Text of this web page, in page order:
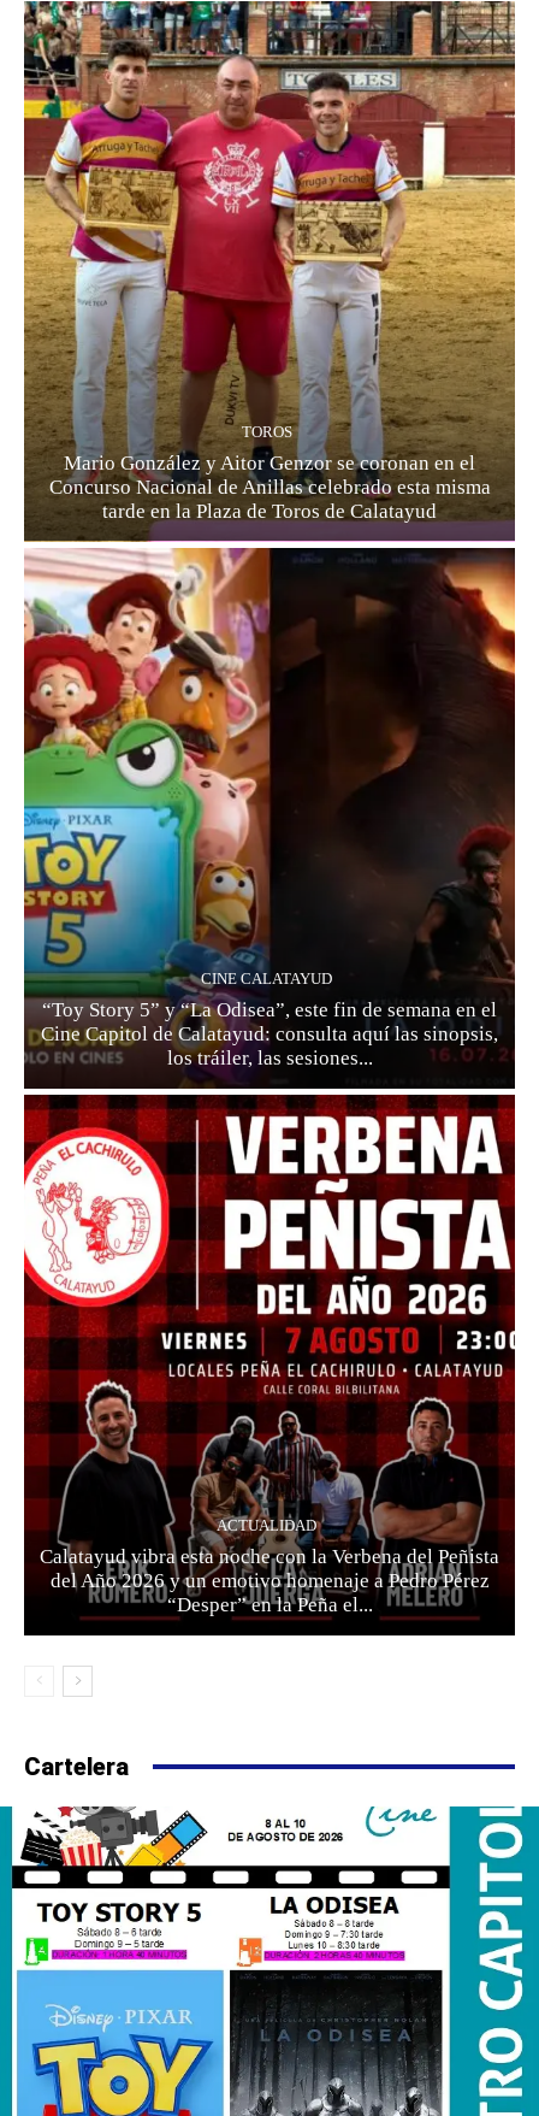
TOROS
Mario González y Aitor Genzor se coronan en el
Concurso Nacional de Anillas celebrado esta misma
tarde en la Plaza de Toros de Calatayud
CINE CALATAYUD
“Toy Story 5” y “La Odisea”, este fin de semana en el
Cine Capitol de Calatayud: consulta aquí las sinopsis,
los tráiler, las sesiones...
ACTUALIDAD
Calatayud vibra esta noche con la Verbena del Peñista
del Año 2026 y un emotivo homenaje a Pedro Pérez
“Desper” en la Peña el...
Cartelera